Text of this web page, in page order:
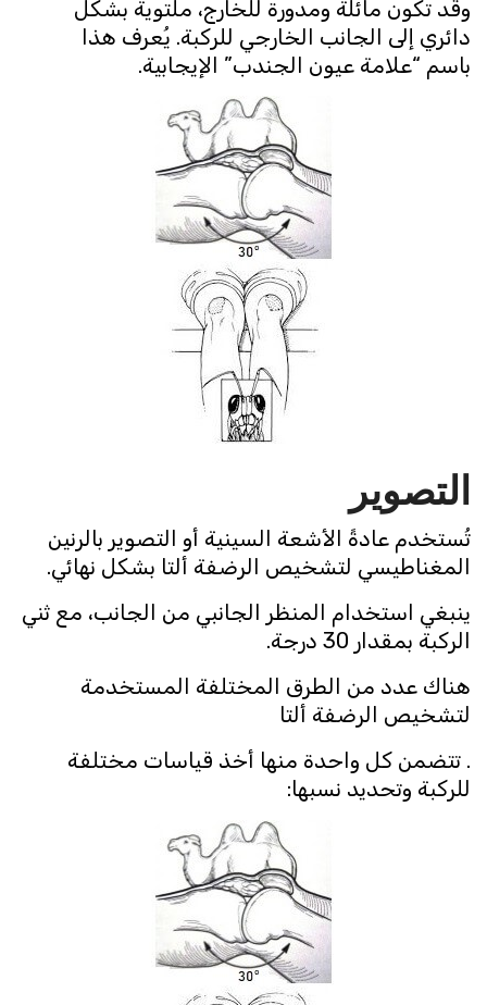
وقد تكون مائلة ومدورة للخارج، ملتوية بشكل
دائري إلى الجانب الخارجي للركبة. يُعرف هذا
باسم “علامة عيون الجندب” الإيجابية.
التصوير
تُستخدم عادةً الأشعة السينية أو التصوير بالرنين
المغناطيسي لتشخيص الرضفة ألتا بشكل نهائي.
ينبغي استخدام المنظر الجانبي من الجانب، مع ثني
الركبة بمقدار 30 درجة.
هناك عدد من الطرق المختلفة المستخدمة
لتشخيص الرضفة ألتا
. تتضمن كل واحدة منها أخذ قياسات مختلفة
للركبة وتحديد نسبها: